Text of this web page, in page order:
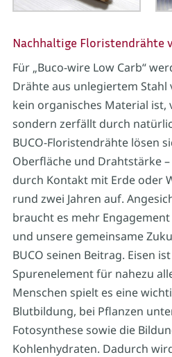
Nachhaltige Floristendrähte
Für „Buco-wire Low Carb“
Drähte aus unlegiertem Stahl
kein organisches Material
sondern zerfällt durch
BUCO-Floristendrähte lösen
Oberfläche und Drahtstärke
durch Kontakt mit Erde oder
rund zwei Jahren auf.
braucht es mehr
und unsere gemeinsame
BUCO seinen Beitrag. Eisen
Spurenelement für nahezu
Menschen spielt es eine
Blutbildung, bei Pflanzen
Fotosynthese sowie die
Kohlenhydraten. Dadurch